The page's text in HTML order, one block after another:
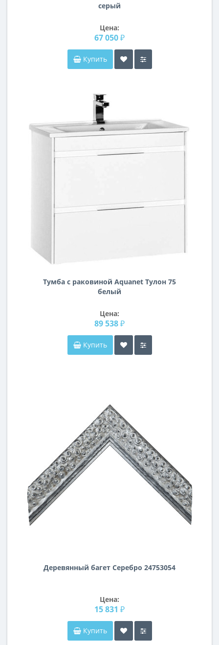
серый
Цена:
67 050 ₽
Купить
Тумба с раковиной Aquanet Тулон 75
белый
Цена:
89 538 ₽
Купить
Деревянный багет Серебро 24753054
Цена:
15 831 ₽
Купить